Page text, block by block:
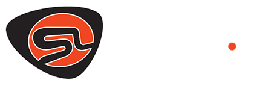
We use cookies to ensure that we provide you the best
you a better experience. To learn more or to find out how you
ACCEPT AND CLOSE